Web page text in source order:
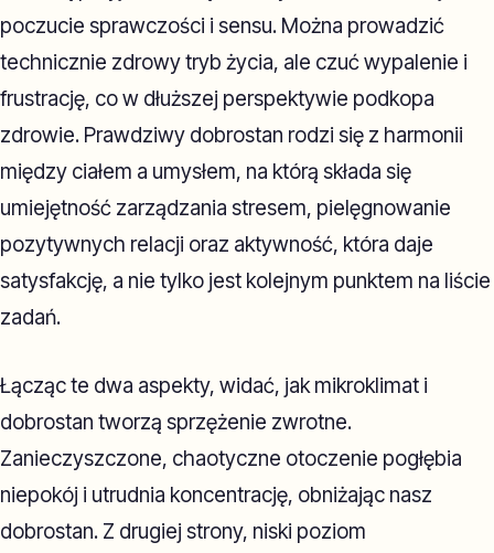
poczucie sprawczości i sensu. Można prowadzić
technicznie zdrowy tryb życia, ale czuć wypalenie i
frustrację, co w dłuższej perspektywie podkopa
zdrowie. Prawdziwy dobrostan rodzi się z harmonii
między ciałem a umysłem, na którą składa się
umiejętność zarządzania stresem, pielęgnowanie
pozytywnych relacji oraz aktywność, która daje
satysfakcję, a nie tylko jest kolejnym punktem na liście
zadań.
Łącząc te dwa aspekty, widać, jak mikroklimat i
dobrostan tworzą sprzężenie zwrotne.
Zanieczyszczone, chaotyczne otoczenie pogłębia
niepokój i utrudnia koncentrację, obniżając nasz
dobrostan. Z drugiej strony, niski poziom